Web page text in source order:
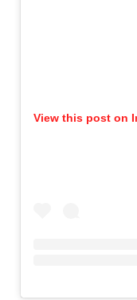
View this post on